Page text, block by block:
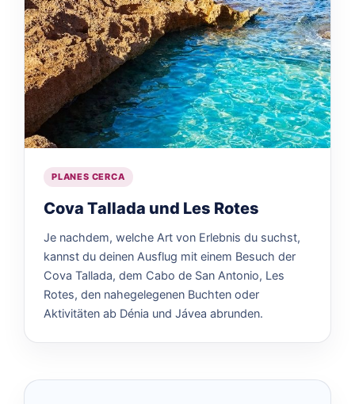
PLANES CERCA
Cova Tallada und Les Rotes
Je nachdem, welche Art von Erlebnis du suchst,
kannst du deinen Ausflug mit einem Besuch der
Cova Tallada, dem Cabo de San Antonio, Les
Rotes, den nahegelegenen Buchten oder
Aktivitäten ab Dénia und Jávea abrunden.